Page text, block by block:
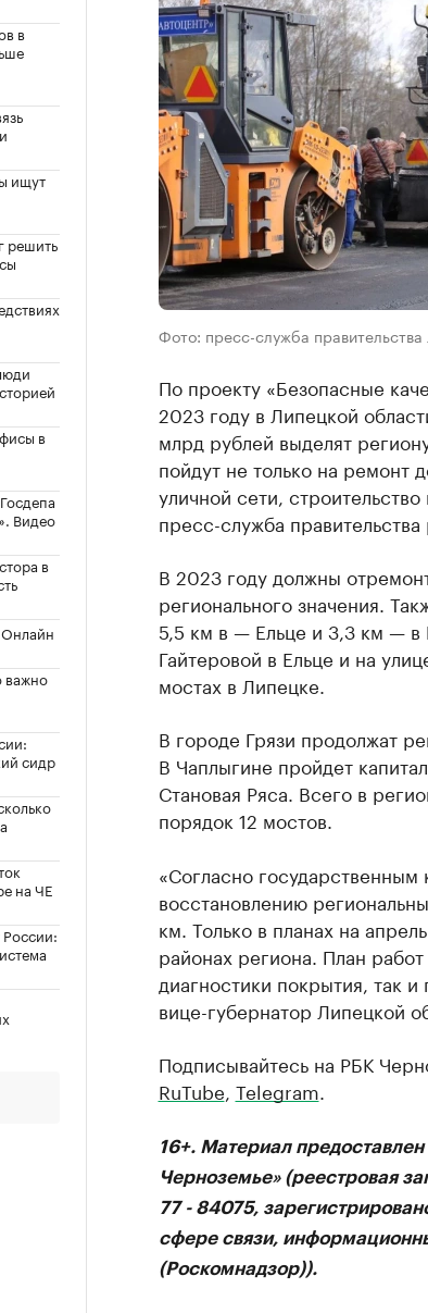
в
ищут
решить
в
Видео
в
важно
сидр
на ЧЕ
России:
Фото: пресс-служба
По проекту «Безопасные
2023 году в Липецкой
млрд рублей выделят
пойдут не только на ремонт
уличной сети,
пресс-служба правительства
В 2023 году должны
регионального значения.
5,5 км в — Ельце и 3,3 км — в
Гайтеровой в Ельце и на
мостах в Липецке.
В городе Грязи продолжат
В Чаплыгине пройдет
Становая Ряса. Всего в
порядок 12 мостов.
«Согласно
восстановлению
км. Только в планах на
районах региона. План
диагностики покрытия, так
вице-губернатор Липецкой
Подписывайтесь на РБК
RuTube Telegram
16+. Материал
Черноземье» (реестровая
77 - 84075,
сфере связи,
(Роскомнадзор)).